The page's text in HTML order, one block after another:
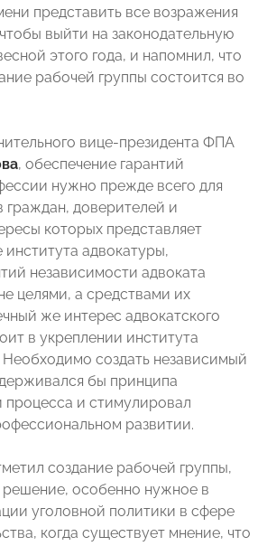
представить все возражения
выйти на законодательную
этого года, и напомнил, что
рабочей группы состоится во
вице-президента ФПА
, обеспечение гарантий
нужно прежде всего для
граждан, доверителей и
которых представляет
института адвокатуры,
независимости адвоката
целями, а средствами их
же интерес адвокатского
в укреплении института
создать независимый
бы принципа
процесса и стимулировал
развитии.
создание рабочей группы,
решение, особенно нужное в
уголовной политики в сфере
когда существует мнение, что